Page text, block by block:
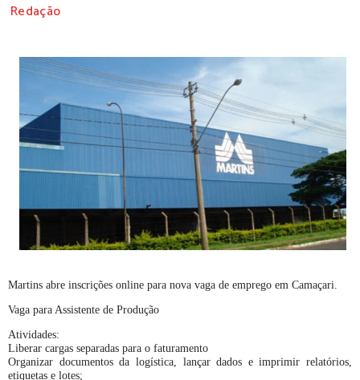
Redação
Martins abre inscrições online para nova vaga de emprego em Camaçari.
Vaga para Assistente de Produção
Atividades:
Liberar cargas separadas para o faturamento
Organizar documentos da logística, lançar dados e imprimir relatórios,
etiquetas e lotes;